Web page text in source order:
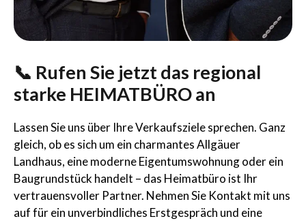
📞 Rufen Sie jetzt das regional
starke HEIMATBÜRO an
Lassen Sie uns über Ihre Verkaufsziele sprechen. Ganz
gleich, ob es sich um ein charmantes Allgäuer
Landhaus, eine moderne Eigentumswohnung oder ein
Baugrundstück handelt – das Heimatbüro ist Ihr
vertrauensvoller Partner. Nehmen Sie Kontakt mit uns
auf für ein unverbindliches Erstgespräch und eine